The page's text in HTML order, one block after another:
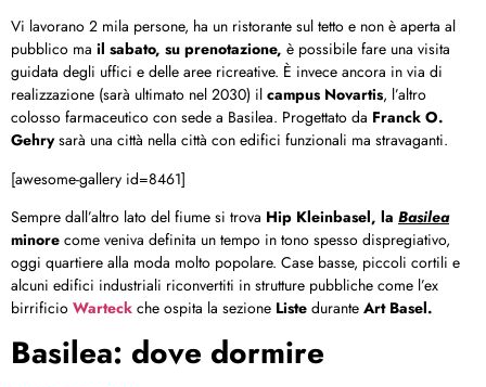
Vi lavorano 2 mila persone, ha un ristorante sul tetto e non è aperta al
pubblico ma il sabato, su prenotazione, è possibile fare una visita
guidata degli uffici e delle aree ricreative. È invece ancora in via di
realizzazione (sarà ultimato nel 2030) il campus Novartis, l’altro
colosso farmaceutico con sede a Basilea. Progettato da Franck O.
Gehrysarà una città nella città con edifici funzionali ma stravaganti.
[awesome-gallery id=8461]
Sempre dall’altro lato del fiume si trova Hip Kleinbasel, la Basilea
minore come veniva definita un tempo in tono spesso dispregiativo,
oggi quartiere alla moda molto popolare. Case basse, piccoli cortili e
alcuni edifici industriali riconvertiti in strutture pubbliche come l’ex
birrificio Warteck che ospita la sezione Liste durante Art Basel.
Basilea: dove dormire